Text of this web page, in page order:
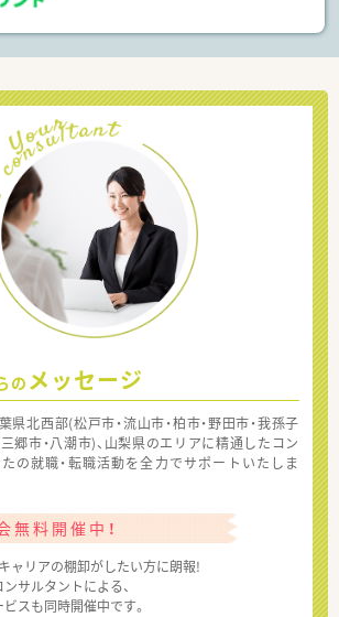
の メッセージ
県北西部(松戸市・流山市・柏市・野田市・我孫子
郷市・八潮市)、山梨県のエリアに精通したコン
の就職・転職活動を全力でサポートいたしま
無料開催中！
ャリアの棚卸がしたい方に朗報!
サルタントによる、
スも同時開催中です。